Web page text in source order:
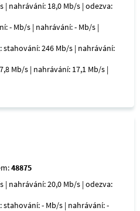
| nahrávání: 18,0 Mb/s | odezva:
- Mb/s | nahrávání: - Mb/s |
: stahování: 246 Mb/s | nahrávání:
Mb/s | nahrávání: 17,1 Mb/s |
48875
| nahrávání: 20,0 Mb/s | odezva:
: stahování: - Mb/s | nahrávání: -